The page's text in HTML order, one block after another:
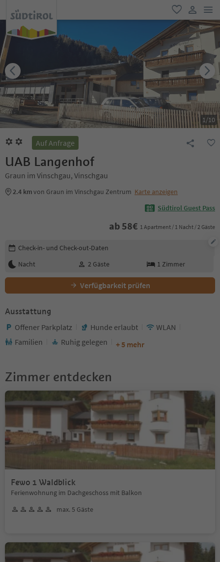
favorit
user link
1/10
Auf Anfrage
UAB Langenhof
Graun im Vinschgau, Vinschgau
2.4 kmvon Graun im Vinschgau Zentrum Karte anzeigen
Südtirol Guest Pass
ab 58€ 1 Apartment / 1 Nacht / 2 Gäste
Buchungsdetails bearbeiten
Check-in- und Check-out-Daten
Nacht
2 Gäste 1 Zimmer
Verfügbarkeit prüfen
Ausstattung
Offener Parkplatz Hunde erlaubt
WLAN
Familien
Ruhig gelegen + 5 mehr
Zimmer entdecken
Fewo 1 Waldblick
Ferienwohnung im Dachgeschoss mit Balkon
max. 5 Gäste